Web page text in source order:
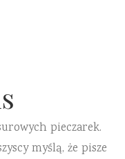
pieczarek.
myślą, że pisze